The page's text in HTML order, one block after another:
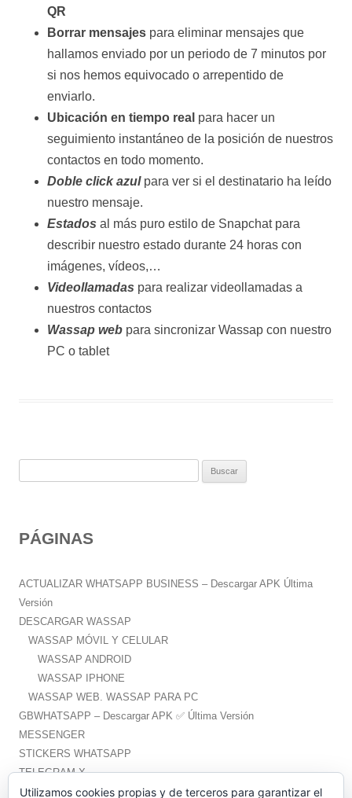
QR
Borrar mensajes para eliminar mensajes que
hallamos enviado por un periodo de 7 minutos por
si nos hemos equivocado o arrepentido de
enviarlo.
Ubicación en tiempo real para hacer un
seguimiento instantáneo de la posición de nuestros
contactos en todo momento.
Doble click azulpara ver si el destinatario ha leído
nuestro mensaje.
Estados al más puro estilo de Snapchat para
describir nuestro estado durante 24 horas con
imágenes, vídeos,…
Videollamadas para realizar videollamadas a
nuestros contactos
Wassap web para sincronizar Wassap con nuestro
PC o tablet
a
:
PÁGINAS
ACTUALIZAR WHATSAPP BUSINESS – Descargar APK Última
Versión
DESCARGAR WASSAP
WASSAP MÓVIL Y CELULAR
WASSAP ANDROID
WASSAP IPHONE
WASSAP WEB. WASSAP PARA PC
GBWHATSAPP – Descargar APK ✅️ Última Versión
MESSENGER
STICKERS WHATSAPP
TELEGRAM X
WHATSAPP PLUS – Descargar APK ✅️ Última Versión
Utilizamos cookies propias y de terceros para garantizar el